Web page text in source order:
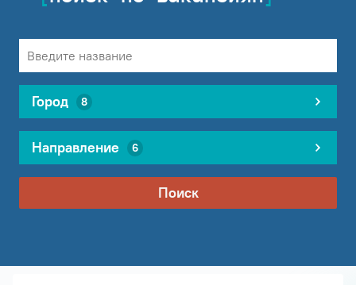
Город 8
Направление 6
Поиск